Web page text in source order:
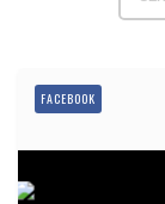
FACEBOOK